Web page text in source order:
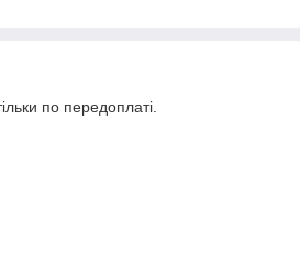
по передоплаті.